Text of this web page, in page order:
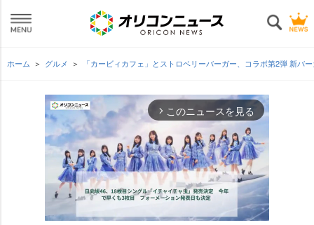
ホーム グルメ 「カービィカフェ」とストロベリーバーガー、コラボ第2弾 新バ
arrow_forward_ios このニュースを見る